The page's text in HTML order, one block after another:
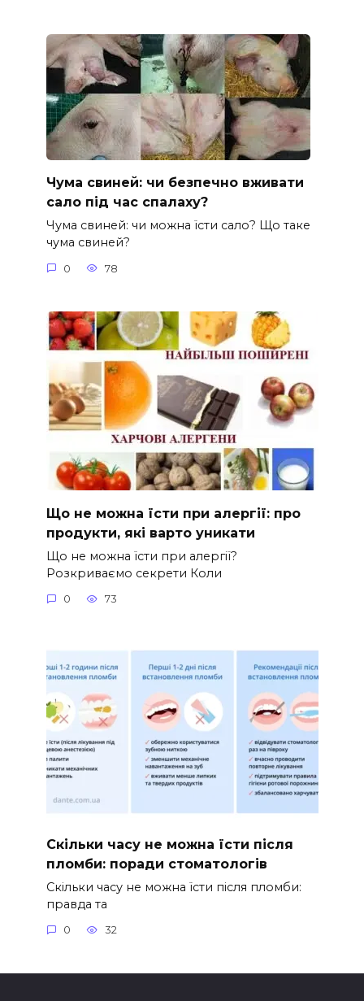
Чума свиней: чи безпечно вживати
сало під час спалаху?
Чума свиней: чи можна їсти сало? Що таке
чума свиней?
0 78
Що не можна їсти при алергії: про
продукти, які варто уникати
Що не можна їсти при алергії?
Розкриваємо секрети Коли
0 73
Скільки часу не можна їсти після
пломби: поради стоматологів
Скільки часу не можна їсти після пломби:
правда та
0 32